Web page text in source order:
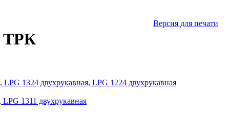
Версия для печати
ТРК